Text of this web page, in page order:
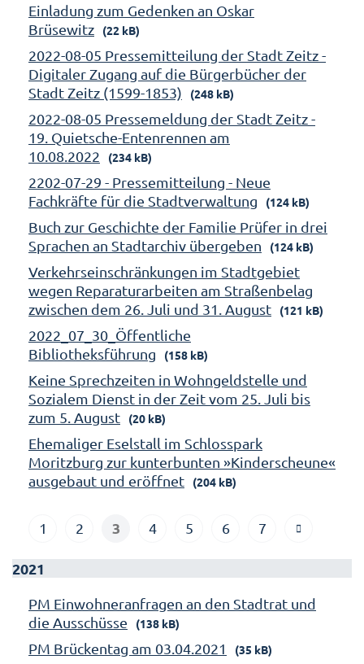
Einladung zum Gedenken an Oskar
Brüsewitz
(22 kB)
2022-08-05 Pressemitteilung der Stadt Zeitz -
Digitaler Zugang auf die Bürgerbücher der
Stadt Zeitz (1599-1853)
(248 kB)
2022-08-05 Pressemeldung der Stadt Zeitz -
19. Quietsche-Entenrennen am
10.08.2022
(234 kB)
2202-07-29 - Pressemitteilung - Neue
Fachkräfte für die Stadtverwaltung
(124 kB)
Buch zur Geschichte der Familie Prüfer in drei
Sprachen an Stadtarchiv übergeben
(124 kB)
Verkehrseinschränkungen im Stadtgebiet
wegen Reparaturarbeiten am Straßenbelag
zwischen dem 26. Juli und 31. August
(121 kB)
2022_07_30_Öffentliche
Bibliotheksführung
(158 kB)
Keine Sprechzeiten in Wohngeldstelle und
Sozialem Dienst in der Zeit vom 25. Juli bis
zum 5. August
(20 kB)
Ehemaliger Eselstall im Schlosspark
Moritzburg zur kunterbunten »Kinderscheune«
ausgebaut und eröffnet
(204 kB)
1 2 3 4 5 6 7
2021
PM Einwohneranfragen an den Stadtrat und
die Ausschüsse
(138 kB)
PM Brückentag am 03.04.2021 (35 kB)